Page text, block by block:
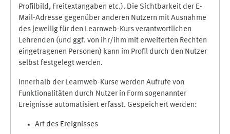
Profilbild, Freitextangaben etc.). Die Sichtbarkeit der E-
Mail-Adresse gegenüber anderen Nutzern mit Ausnahme
des jeweilig für den Learnweb-Kurs verantwortlichen
Lehrenden (und ggf. von ihr/ihm mit erweiterten Rechten
eingetragenen Personen) kann im Profil durch den Nutzer
selbst festgelegt werden.
Innerhalb der Learnweb-Kurse werden Aufrufe von
Funktionalitäten durch Nutzer in Form sogenannter
Ereignisse automatisiert erfasst. Gespeichert werden:
Art des Ereignisses